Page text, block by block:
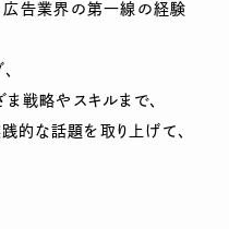
広告業界の第一線の経験
ま戦略やスキルまで、
的な話題を取り上げて、